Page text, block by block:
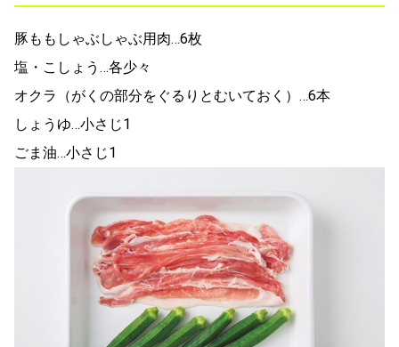
豚ももしゃぶしゃぶ用肉…6枚
塩・こしょう…各少々
オクラ（がくの部分をぐるりとむいておく）…6本
しょうゆ…小さじ1
ごま油…小さじ1